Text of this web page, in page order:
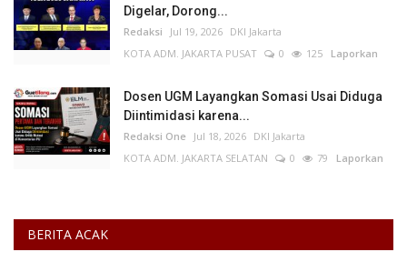
Digelar, Dorong...
Redaksi Jul 19, 2026 DKI Jakarta
KOTA ADM. JAKARTA PUSAT
0 125 Laporkan
Dosen UGM Layangkan Somasi Usai Diduga
Diintimidasi karena...
Redaksi One Jul 18, 2026 DKI Jakarta
KOTA ADM. JAKARTA SELATAN
0 79 Laporkan
BERITA ACAK